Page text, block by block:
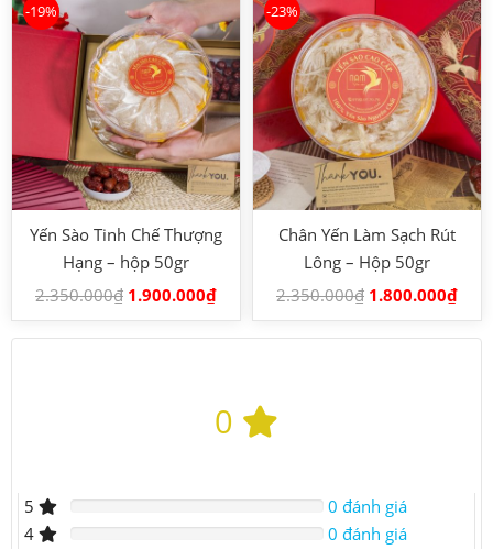
-19%
Yến Sào Tinh Chế Thượng
Hạng – hộp 50gr
2.350.000₫ 1.900.000₫
-23%
Chân Yến Làm Sạch Rút
Lông – Hộp 50gr
2.350.000₫ 1.800.000₫
0
5
0 đánh giá
4
0 đánh giá